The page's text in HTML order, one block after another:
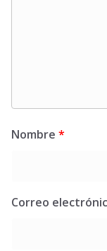
Nombre *
Correo